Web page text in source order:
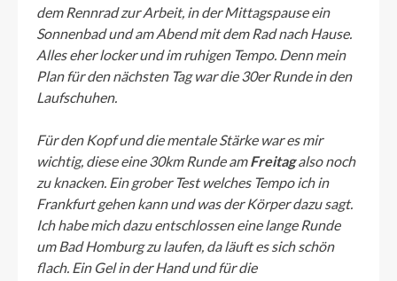
dem Rennrad zur Arbeit, in der Mittagspause ein
Sonnenbad und am Abend mit dem Rad nach Hause.
Alles eher locker und im ruhigen Tempo. Denn mein
Plan für den nächsten Tag war die 30er Runde in den
Laufschuhen.
Für den Kopf und die mentale Stärke war es mir
wichtig, diese eine 30km Runde amFreitagalso noch
zu knacken. Ein grober Test welches Tempo ich in
Frankfurt gehen kann und was der Körper dazu sagt.
Ich habe mich dazu entschlossen eine lange Runde
um Bad Homburg zu laufen, da läuft es sich schön
flach. Ein Gel in der Hand und für die